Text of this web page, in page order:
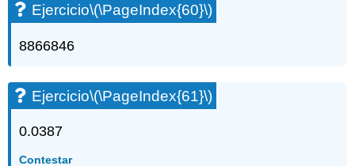
Ejercicio\(\PageIndex{60}\)
8866846
Ejercicio\(\PageIndex{61}\)
0.0387
Contestar